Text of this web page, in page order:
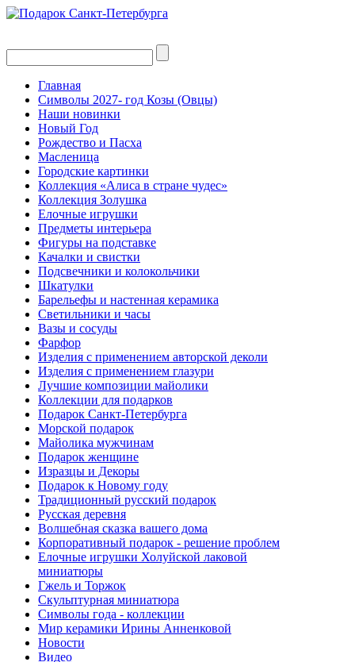
Главная
Символы 2027- год Козы (Овцы)
Наши новинки
Новый Год
Рождество и Пасха
Масленица
Городские картинки
Коллекция «Алиса в стране чудес»
Коллекция Золушка
Елочные игрушки
Предметы интерьера
Фигуры на подставке
Качалки и свистки
Подсвечники и колокольчики
Шкатулки
Барельефы и настенная керамика
Светильники и часы
Вазы и сосуды
Фарфор
Изделия с применением авторской деколи
Изделия с применением глазури
Лучшие композиции майолики
Коллекции для подарков
Подарок Санкт-Петербурга
Морской подарок
Майолика мужчинам
Подарок женщине
Изразцы и Декоры
Подарок к Новому году
Традиционный русский подарок
Русская деревня
Волшебная сказка вашего дома
Корпоративный подарок - решение проблем
Елочные игрушки Холуйской лаковой
миниатюры
Гжель и Торжок
Скульптурная миниатюра
Символы года - коллекции
Мир керамики Ирины Анненковой
Новости
Видео